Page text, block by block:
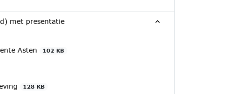
met presentatie
Asten
102 KB
128 KB